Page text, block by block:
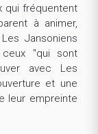
qui fréquentent
à animer,
Jansoniens
"qui sont
avec Les
et une
leur empreinte